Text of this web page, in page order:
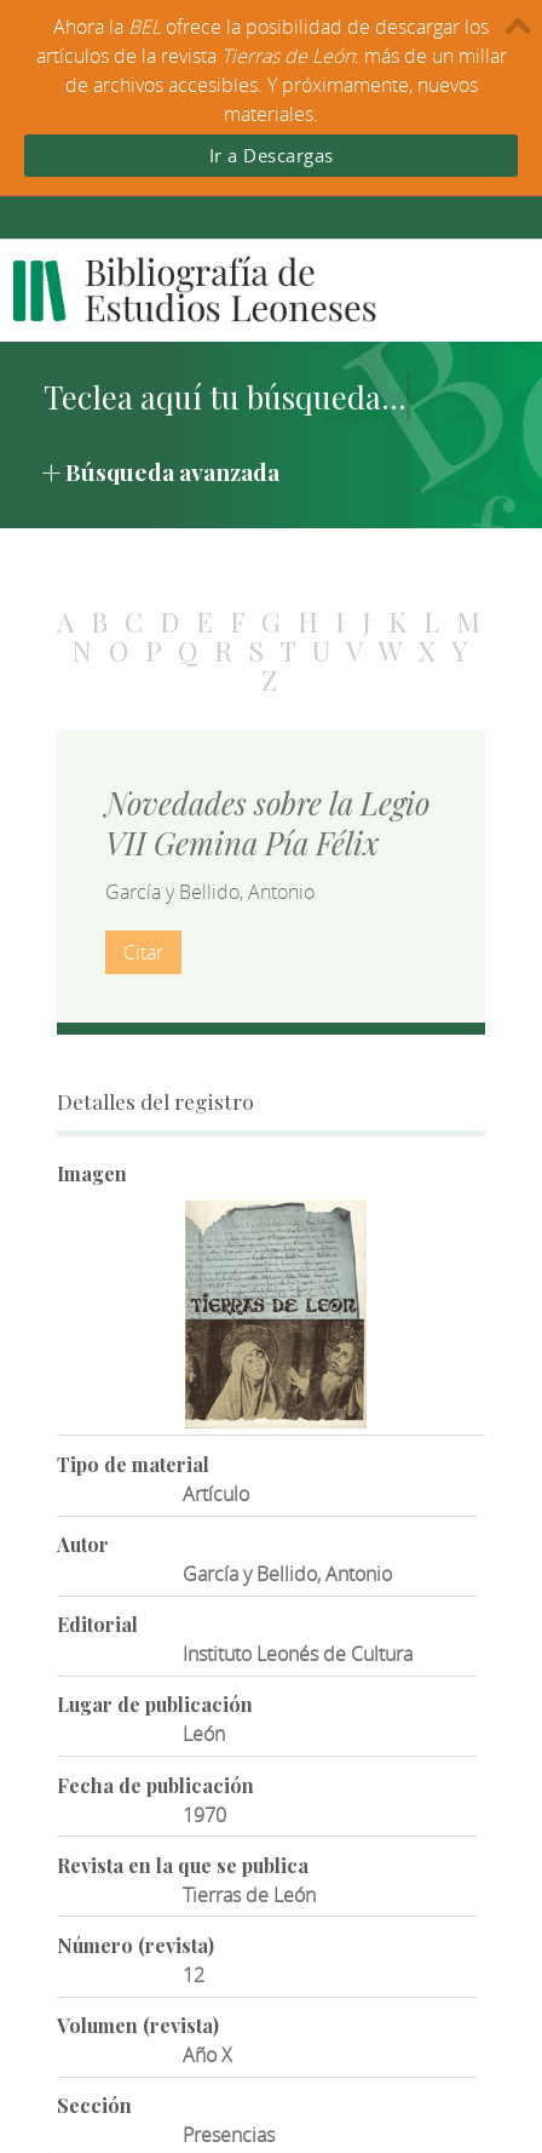
Búsqueda avanzada
A B C D E F G H I J K L M
N O P Q R S T U V W X Y
Z
Novedades sobre la Legio
VII Gemina Pía Félix
García y Bellido, Antonio
Citar
Detalles del registro
Imagen
Tipo de material
Artículo
Autor
García y Bellido, Antonio
Editorial
Instituto Leonés de Cultura
Lugar de publicación
León
Fecha de publicación
1970
Revista en la que se publica
Tierras de León
Número (revista)
12
Volumen (revista)
Año X
Sección
Presencias
Ahora la BEL ofrece la posibilidad de descargar los
artículos de la revista Tierras de León: más de un millar
de archivos accesibles. Y próximamente, nuevos
materiales.
Ir a Descargas